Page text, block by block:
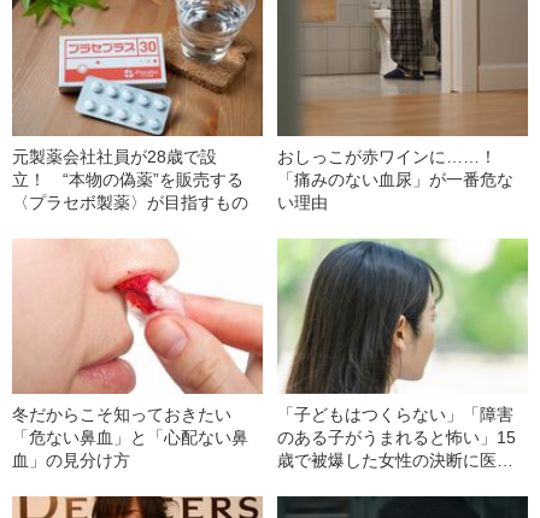
元製薬会社社員が28歳で設
立！ “本物の偽薬”を販売する
〈プラセボ製薬〉が目指すもの
おしっこが赤ワインに……！
「痛みのない血尿」が一番危な
い理由
冬だからこそ知っておきたい
「危ない鼻血」と「心配ない鼻
血」の見分け方
「子どもはつくらない」「障害
のある子がうまれると怖い」15
歳で被爆した女性の決断に医者
者からの衝撃的な一言”